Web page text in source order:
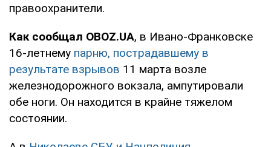
правоохранители.
Как сообщал OBOZ.UA, в Ивано-Франковске
16-летнему парню, пострадавшему в
результате взрывов 11 марта возле
железнодорожного вокзала, ампутировали
обе ноги. Он находится в крайне тяжелом
состоянии.